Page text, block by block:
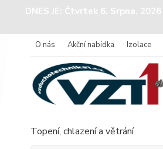
DNES JE: Čtvrtek 6. Srpna, 2026
O nás Akční nabídka Izolace
Topení, chlazení a větrání